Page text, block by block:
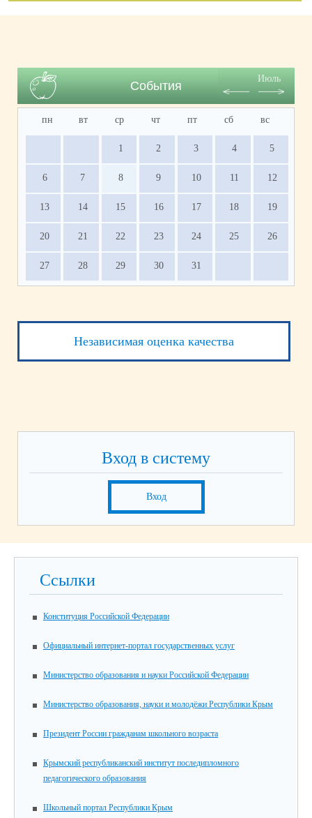
События
Июль
пн вт ср чт пт сб вс
1 2 3 4 5
6 7 8 9 10 11 12
13 14 15 16 17 18 19
20 21 22 23 24 25 26
27 28 29 30 31
Независимая оценка качества
Вход в систему
Вход
Ссылки
Конституция Российской Федерации
Официальный интернет-портал государственных услуг
Министерство образования и науки Российской Федерации
Министерство образования, науки и молодёжи Республики Крым
Президент России гражданам школьного возраста
Крымский республиканский институт последипломного
педагогического образования
Школьный портал Республики Крым